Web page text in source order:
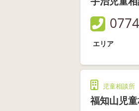
エリア
児童相談所
福知山児